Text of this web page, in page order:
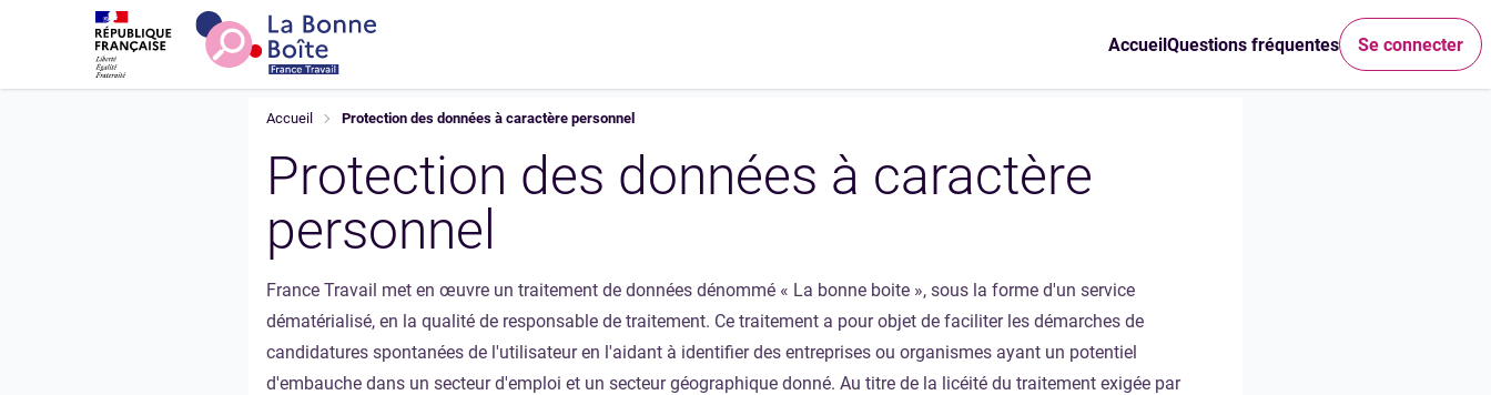
Accéder au contenu principal
Accéder au pied de page
AccueilQuestions fréquentes Se connecter
Vous êtes ici!
Accueil Protection des données à caractère personnel
Protection des données à caractère
personnel
France Travail met en œuvre un traitement de données dénommé « La bonne boite », sous la forme d'un service
dématérialisé, en la qualité de responsable de traitement. Ce traitement a pour objet de faciliter les démarches de
candidatures spontanées de l'utilisateur en l'aidant à identifier des entreprises ou organismes ayant un potentiel
d'embauche dans un secteur d'emploi et un secteur géographique donné. Au titre de la licéité du traitement exigée par